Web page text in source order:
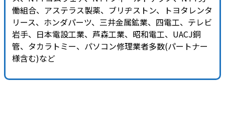
働組合、アステラス製薬、ブリヂストン、トヨタレンタ
リース、ホンダパーツ、三井金属鉱業、四電工、テレビ
岩手、日本電設工業、芦森工業、昭和電工、UACJ銅
管、タカラトミー、パソコン修理業者多数(パートナー
様含む)など